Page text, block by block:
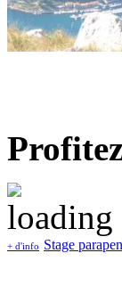
+ d'info Stage